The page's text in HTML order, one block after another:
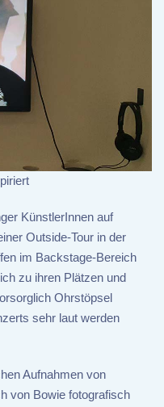
KünstlerInnen auf
Outside-Tour in der
im Backstage-Bereich
zu ihren Plätzen und
Ohrstöpsel
sehr laut werden
Aufnahmen von
von Bowie fotografisch